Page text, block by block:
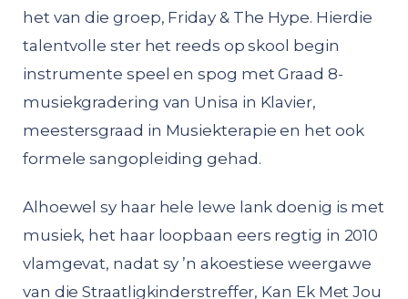
het van die groep, Friday & The Hype. Hierdie
talentvolle ster het reeds op skool begin
instrumente speel en spog met Graad 8-
musiekgradering van Unisa in Klavier,
meestersgraad in Musiekterapie en het ook
formele sangopleiding gehad.
Alhoewel sy haar hele lewe lank doenig is met
musiek, het haar loopbaan eers regtig in 2010
vlamgevat, nadat sy ’n akoestiese weergawe
van die Straatligkinderstreffer, Kan Ek Met Jou